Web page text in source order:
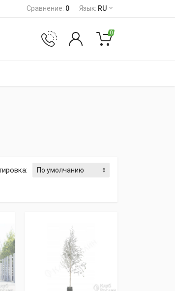
Сравнение: 0 Язык: RU
0
: